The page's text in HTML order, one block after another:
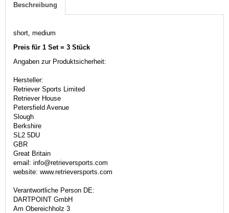
Beschreibung
short, medium
Preis für 1 Set = 3 Stück
Angaben zur Produktsicherheit:
Hersteller:
Retriever Sports Limited
Retriever House
Petersfield Avenue
Slough
Berkshire
SL2 5DU
GBR
Great Britain
email: info@retrieversports.com
website: www.retrieversports.com
Verantwortliche Person DE:
DARTPOINT GmbH
Am Obereichholz 3